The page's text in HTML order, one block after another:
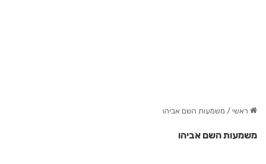
ראשי / משמעות השם אביהו
משמעות השם אביהו